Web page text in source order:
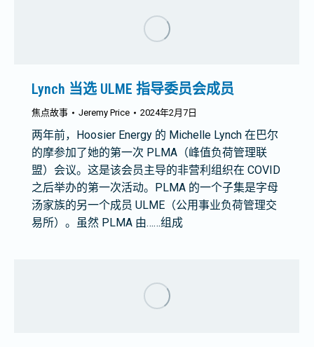
Lynch 当选 ULME 指导委员会成员
焦点故事 Jeremy Price 2024年2月7日
两年前，Hoosier Energy 的 Michelle Lynch 在巴尔
的摩参加了她的第一次 PLMA（峰值负荷管理联
盟）会议。这是该会员主导的非营利组织在 COVID
之后举办的第一次活动。PLMA 的一个子集是字母
汤家族的另一个成员 ULME（公用事业负荷管理交
易所）。虽然 PLMA 由……组成